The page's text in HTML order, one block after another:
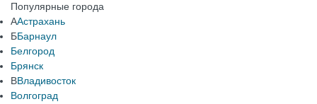
Популярные города
ААстрахань
ББарнаул
Белгород
Брянск
ВВладивосток
Волгоград